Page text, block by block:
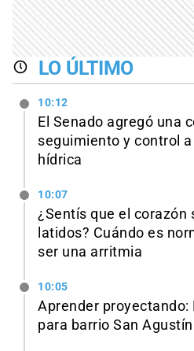
LO ÚLTIMO
10:12
El Senado agregó una
seguimiento y control
hídrica
10:07
¿Sentís que el corazón
latidos? Cuándo es
ser una arritmia
10:05
Aprender proyectando:
para barrio San Agustín